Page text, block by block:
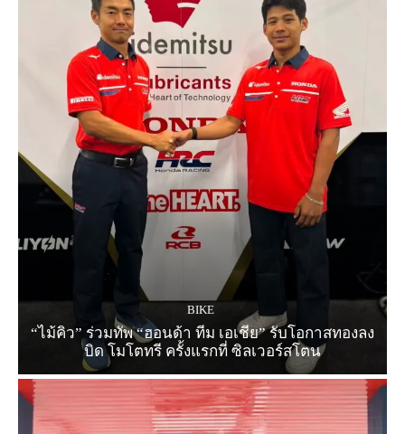
BIKE
“ไม้คิว” ร่วมทัพ “ฮอนด้า ทีม เอเชีย” รับโอกาสทองลง
บิด โมโตทรี ครั้งแรกที่ ซิลเวอร์สโตน